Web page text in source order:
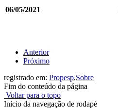
06/05/2021
Anterior
Próximo
registrado em: Propesp,Sobre
Fim do conteúdo da página
Voltar para o topo
Início da navegação de rodapé